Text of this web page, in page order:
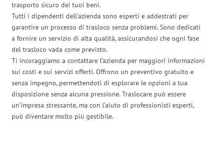
trasporto sicuro dei tuoi beni.
Tutti i dipendenti dell’azienda sono esperti e addestrati per
garantire un processo di trasloco senza problemi. Sono dedicati
a fornire un servizio di alta qualità, assicurandosi che ogni fase
del trasloco vada come previsto.
Ti incoraggiamo a contattare l’azienda per maggiori informazioni
sui costi e sui servizi offerti. Offrono un preventivo gratuito e
senza impegno, permettendoti di esplorare le opzioni a tua
disposizione senza alcuna pressione. Traslocare può essere
un’impresa stressante, ma con l’aiuto di professionisti esperti,
può diventare molto più gestibile.